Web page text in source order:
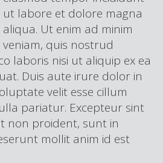
ut labore et dolore magna
aliqua. Ut enim ad minim
veniam, quis nostrud
laboris nisi ut aliquip ex ea
Duis aute irure dolor in
velit esse cillum
pariatur. Excepteur sint
non proident, sunt in
mollit anim id est